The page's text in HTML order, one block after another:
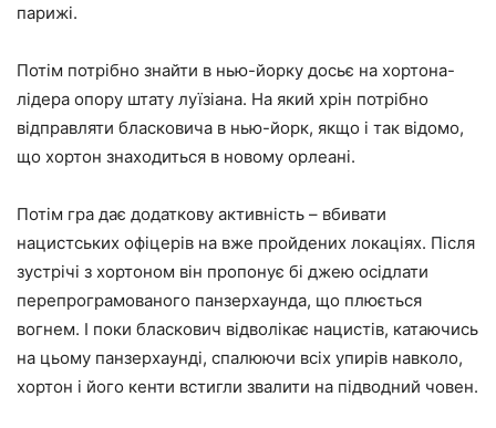
парижі.
Потім потрібно знайти в нью-йорку досьє на хортона-
лідера опору штату луїзіана. На який хрін потрібно
відправляти бласковича в нью-йорк, якщо і так відомо,
що хортон знаходиться в новому орлеані.
Потім гра дає додаткову активність – вбивати
нацистських офіцерів на вже пройдених локаціях. Після
зустрічі з хортоном він пропонує бі джею осідлати
перепрограмованого панзерхаунда, що плюється
вогнем. І поки бласкович відволікає нацистів, катаючись
на цьому панзерхаунді, спалюючи всіх упирів навколо,
хортон і його кенти встигли звалити на підводний човен.